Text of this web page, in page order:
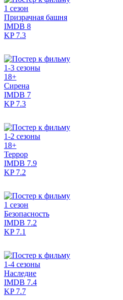
1 сезон
Призрачная башня
IMDB 8
KP7.3
1-3 сезоны
18+
Сирена
IMDB 7
KP7.3
1-2 сезоны
18+
Террор
IMDB 7.9
KP7.2
1 сезон
Безопасность
IMDB 7.2
KP7.1
1-4 сезоны
Наследие
IMDB 7.4
KP7.7